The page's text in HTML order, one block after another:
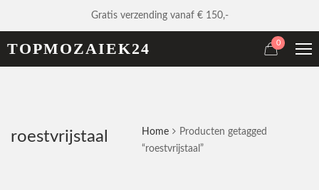
Gratis verzending vanaf € 150,-
TOPMOZAIEK24 0
roestvrijstaal Home
Producten getagged
“roestvrijstaal”